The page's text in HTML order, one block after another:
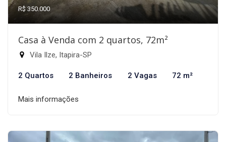
R$ 350.000
Casa à Venda com 2 quartos, 72m²
Vila Ilze, Itapira-SP
2 Quartos 2 Banheiros 2 Vagas 72 m²
Mais informações